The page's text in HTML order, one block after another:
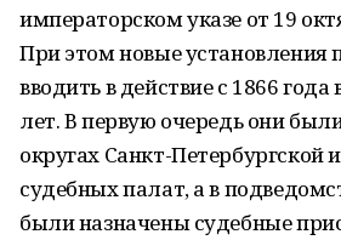
императорском указе от 19
При этом новые установления
вводить в действие с 1866
лет. В первую очередь они
округах Санкт-Петербургской
судебных палат, а в
были назначены судебные